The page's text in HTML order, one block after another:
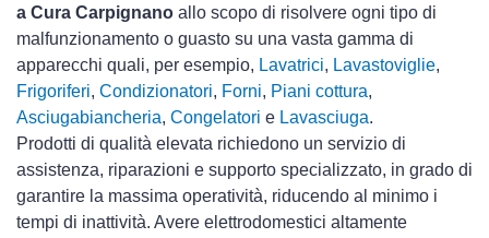
a Cura Carpignano allo scopo di risolvere ogni tipo di
malfunzionamento o guasto su una vasta gamma di
apparecchi quali, per esempio, Lavatrici, Lavastoviglie,
Frigoriferi, Condizionatori, Forni, Piani cottura,
Asciugabiancheria, Congelatori e Lavasciuga.
Prodotti di qualità elevata richiedono un servizio di
assistenza, riparazioni e supporto specializzato, in grado di
garantire la massima operatività, riducendo al minimo i
tempi di inattività. Avere elettrodomestici altamente